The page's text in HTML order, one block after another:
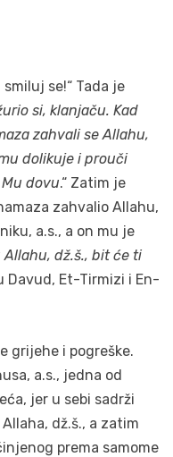
se!“ Tada je
si, klanjaču. Kad
zahvali se Allahu,
dolikuje i prouči
dovu.“ Zatim je
zahvalio Allahu,
a.s., a on mu je
dž.š., bit će ti
Davud, Et-Tirmizi i En-
grijehe i pogreške.
a.s., jedna od
jer u sebi sadrži
dž.š., a zatim
prema samome